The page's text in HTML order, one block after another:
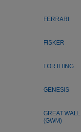
FERRARI
FISKER
FORTHING
GENESIS
GREAT WALL
(GWM)